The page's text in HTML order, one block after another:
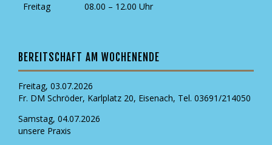
Freitag
08.00 – 12.00 Uhr
BEREITSCHAFT AM WOCHENENDE
Freitag, 03.07.2026
Fr. DM Schröder, Karlplatz 20, Eisenach, Tel. 03691/214050
Samstag, 04.07.2026
unsere Praxis